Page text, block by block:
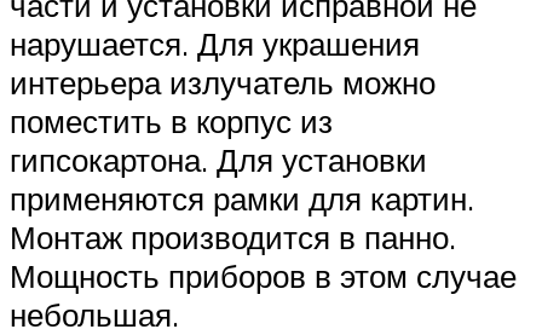
нарушается. Для украшения
интерьера излучатель можно
поместить в корпус из
гипсокартона. Для установки
применяются рамки для картин.
Монтаж производится в панно.
Мощность приборов в этом случае
небольшая.